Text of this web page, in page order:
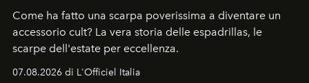
Come ha fatto una scarpa poverissima a diventare un
accessorio cult? La vera storia delle espadrillas, le
scarpe dell'estate per eccellenza.
07.08.2026 di L'Officiel Italia